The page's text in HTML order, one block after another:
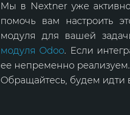
Мы в Nextner уже
помочь вам настроить
модуля для вашей
модуля Odoo. Если
ее непременно реализуем.
Обращайтесь, будем идти